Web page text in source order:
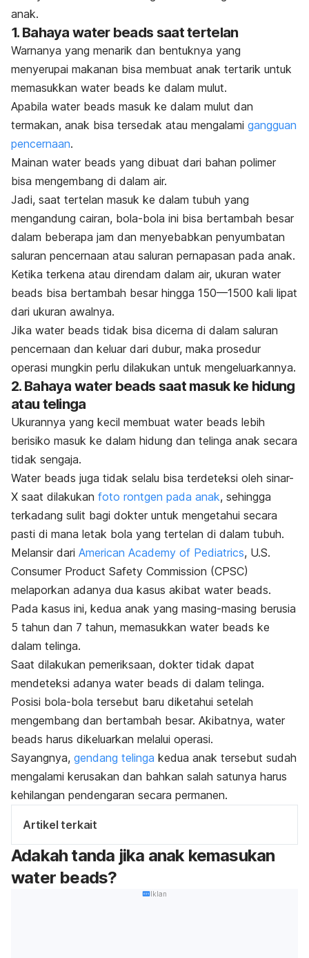
anak.
1. Bahaya water beads saat tertelan
Warnanya yang menarik dan bentuknya yang
menyerupai makanan bisa membuat anak tertarik untuk
memasukkan water beads ke dalam mulut.
Apabila water beads masuk ke dalam mulut dan
termakan, anak bisa tersedak atau mengalami gangguan
pencernaan.
Mainan water beads yang dibuat dari bahan polimer
bisa mengembang di dalam air.
Jadi, saat tertelan masuk ke dalam tubuh yang
mengandung cairan, bola-bola ini bisa bertambah besar
dalam beberapa jam dan menyebabkan penyumbatan
saluran pencernaan atau saluran pernapasan pada anak.
Ketika terkena atau direndam dalam air, ukuran water
beads bisa bertambah besar hingga 150—1500 kali lipat
dari ukuran awalnya.
Jika water beads tidak bisa dicerna di dalam saluran
pencernaan dan keluar dari dubur, maka prosedur
operasi mungkin perlu dilakukan untuk mengeluarkannya.
2. Bahaya water beads saat masuk ke hidung
atau telinga
Ukurannya yang kecil membuat water beads lebih
berisiko masuk ke dalam hidung dan telinga anak secara
tidak sengaja.
Water beads juga tidak selalu bisa terdeteksi oleh sinar-
X saat dilakukan foto rontgen pada anak, sehingga
terkadang sulit bagi dokter untuk mengetahui secara
pasti di mana letak bola yang tertelan di dalam tubuh.
Melansir dari American Academy of Pediatrics, U.S.
Consumer Product Safety Commission (CPSC)
melaporkan adanya dua kasus akibat water beads.
Pada kasus ini, kedua anak yang masing-masing berusia
5 tahun dan 7 tahun, memasukkan water beads ke
dalam telinga.
Saat dilakukan pemeriksaan, dokter tidak dapat
mendeteksi adanya water beads di dalam telinga.
Posisi bola-bola tersebut baru diketahui setelah
mengembang dan bertambah besar. Akibatnya, water
beads harus dikeluarkan melalui operasi.
Sayangnya, gendang telinga kedua anak tersebut sudah
mengalami kerusakan dan bahkan salah satunya harus
kehilangan pendengaran secara permanen.
Artikel terkait
Adakah tanda jika anak kemasukan
water beads?
Iklan